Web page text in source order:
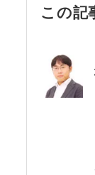
この記